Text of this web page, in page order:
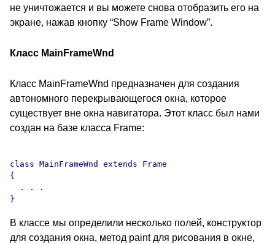
не уничтожается и вы можете снова отобразить его на
экране, нажав кнопку “Show Frame Window”.
Класс MainFrameWnd
Класс MainFrameWnd предназначен для создания
автономного перекрывающегося окна, которое
существует вне окна навигатора. Этот класс был нами
создан на базе класса Frame:
class MainFrameWnd extends Frame
{
  . . .
В классе мы определили несколько полей, конструктор
для создания окна, метод paint для рисования в окне,